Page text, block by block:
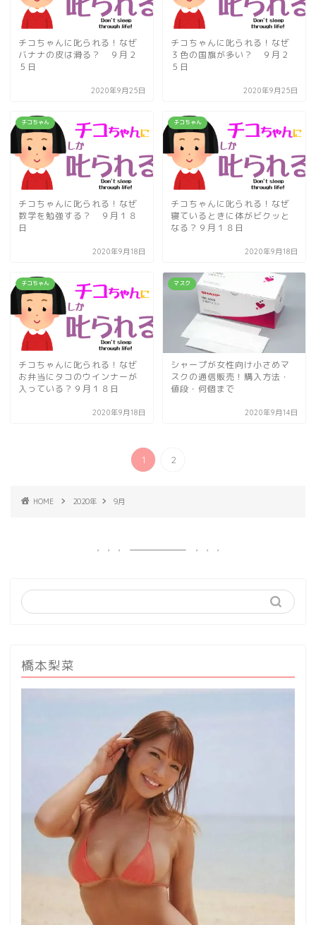
チコちゃんに叱られる！なぜ
バナナの皮は滑る？ ９月２
５日
2020年9月25日
チコちゃんに叱られる！なぜ
３色の国旗が多い？ ９月２
５日
2020年9月25日
チコちゃん
チコちゃんに叱られる！なぜ
数学を勉強する？ ９月１８
日
2020年9月18日
チコちゃん
チコちゃんに叱られる！なぜ
寝ているときに体がビクッと
なる？９月１８日
2020年9月18日
チコちゃん
チコちゃんに叱られる！なぜ
お弁当にタコのウインナーが
入っている？９月１８日
2020年9月18日
マスク
シャープが女性向け小さめマ
スクの通信販売！購入方法・
値段・何個まで
2020年9月14日
1 2
HOME 2020年 9月
橋本梨菜